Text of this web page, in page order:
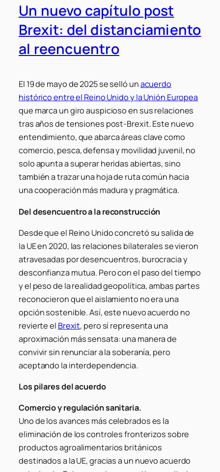
Un nuevo capítulo post
Brexit: del distanciamiento
al reencuentro
El 19 de mayo de 2025 se selló unacuerdo
histórico entre el Reino Unido y la Unión Europea
que marca un giro auspicioso en sus relaciones
tras años de tensiones post-Brexit. Este nuevo
entendimiento, que abarca áreas clave como
comercio, pesca, defensa y movilidad juvenil, no
solo apunta a superar heridas abiertas, sino
también a trazar una hoja de ruta común hacia
una cooperación más madura y pragmática.
Del desencuentro a la reconstrucción
Desde que el Reino Unido concretó su salida de
la UE en 2020, las relaciones bilaterales se vieron
atravesadas por desencuentros, burocracia y
desconfianza mutua. Pero con el paso del tiempo
y el peso de la realidad geopolítica, ambas partes
reconocieron que el aislamiento no era una
opción sostenible. Así, este nuevo acuerdo no
revierte el Brexit, pero sí representa una
aproximación más sensata: una manera de
convivir sin renunciar a la soberanía, pero
aceptando la interdependencia.
Los pilares del acuerdo
Comercio y regulación sanitaria.
Uno de los avances más celebrados es la
eliminación de los controles fronterizos sobre
productos agroalimentarios británicos
destinados a la UE, gracias a un nuevo acuerdo